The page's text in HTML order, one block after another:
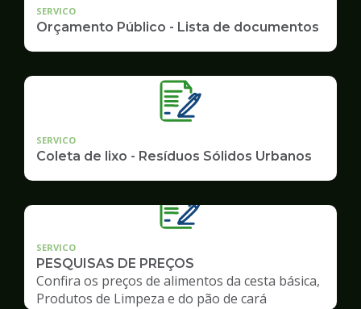
SERVICO
Orçamento Público - Lista de documentos
SERVICO
Coleta de lixo - Resíduos Sólidos Urbanos
SERVICO
PESQUISAS DE PREÇOS
Confira os preços de alimentos da cesta básica,
Produtos de Limpeza e do pão de cará